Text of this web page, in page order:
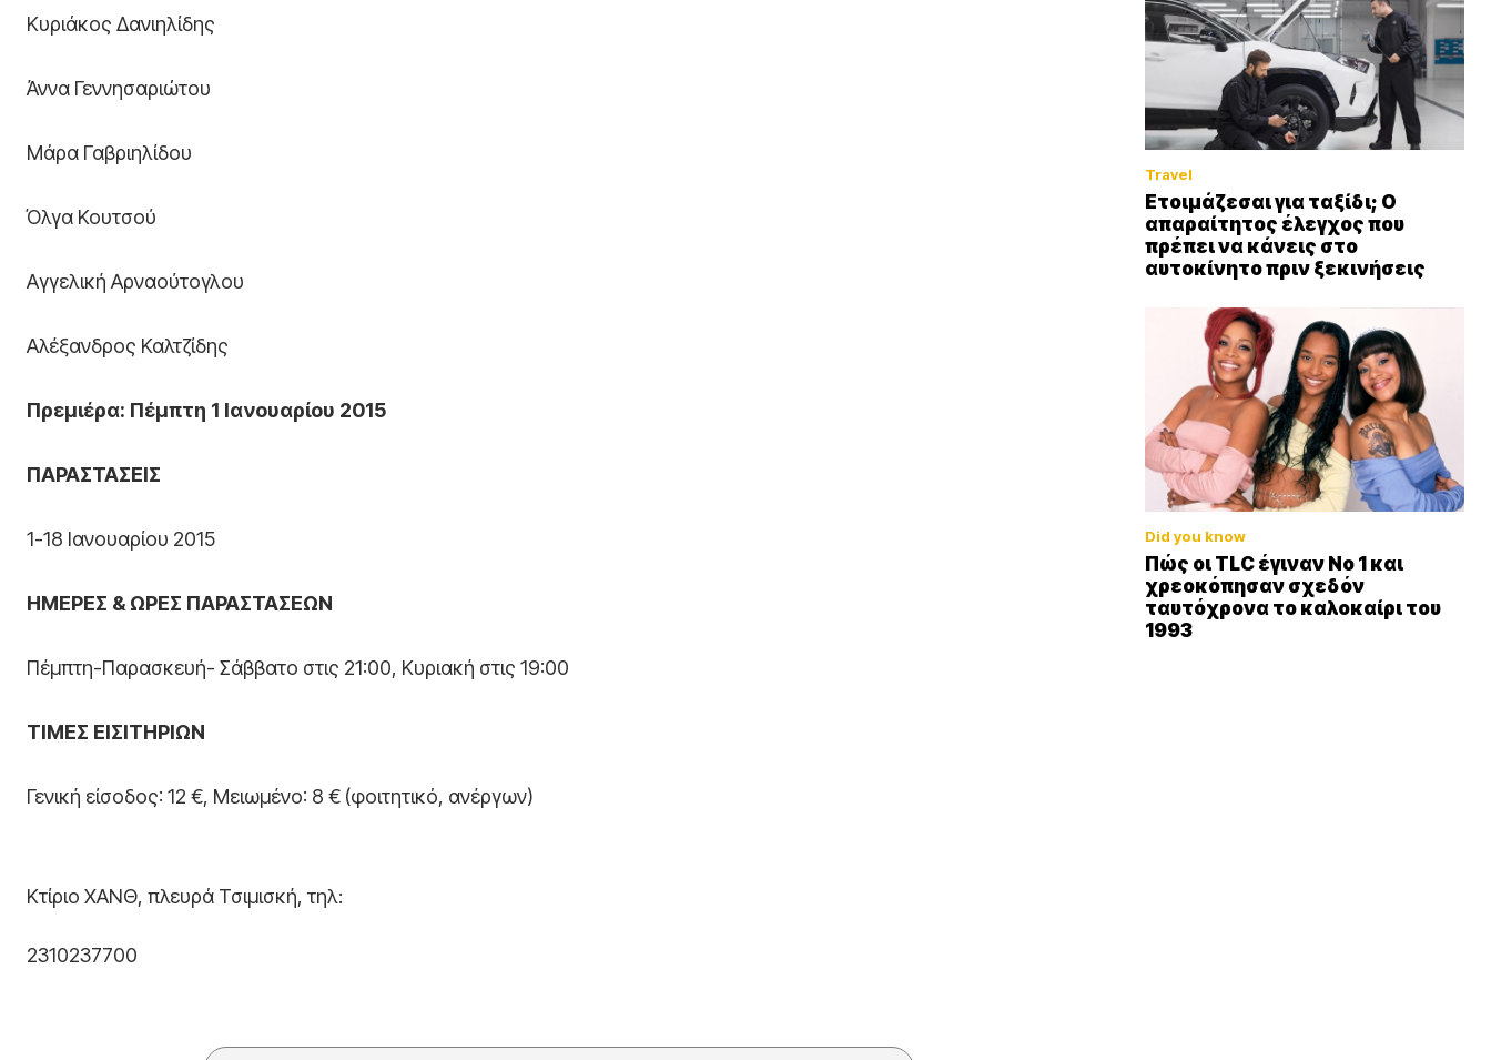
Κυριάκος Δανιηλίδης
Άννα Γεννησαριώτου
Μάρα Γαβριηλίδου
Όλγα Κουτσού
Αγγελική Αρναούτογλου
Αλέξανδρος Καλτζίδης
Πρεμιέρα: Πέμπτη 1 Ιανουαρίου 2015
ΠΑΡΑΣΤΑΣΕΙΣ
1-18 Ιανουαρίου 2015
ΗΜΕΡΕΣ & ΩΡΕΣ ΠΑΡΑΣΤΑΣΕΩΝ
Πέμπτη-Παρασκευή- Σάββατο στις 21:00, Κυριακή στις 19:00
ΤΙΜΕΣ ΕΙΣΙΤΗΡΙΩΝ
Γενική είσοδος: 12 €, Μειωμένο: 8 € (φοιτητικό, ανέργων)
Κτίριο ΧΑΝΘ, πλευρά Τσιμισκή, τηλ:
2310237700
Travel
Ετοιμάζεσαι για ταξίδι; Ο
απαραίτητος έλεγχος που
πρέπει να κάνεις στο
αυτοκίνητο πριν ξεκινήσεις
Did you know
Πώς οι TLC έγιναν Νο 1 και
χρεοκόπησαν σχεδόν
ταυτόχρονα το καλοκαίρι του
1993